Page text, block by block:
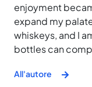
enjoyment
expand my
whiskeys, and I
bottles can
All'autore